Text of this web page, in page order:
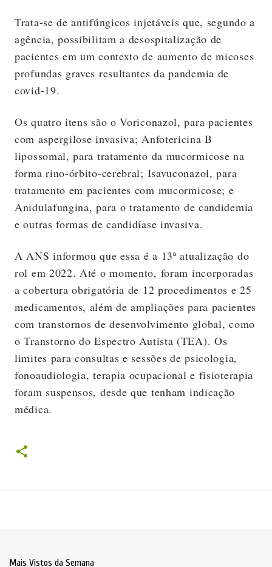
Trata-se de antifúngicos injetáveis que, segundo a
agência, possibilitam a desospitalização de
pacientes em um contexto de aumento de micoses
profundas graves resultantes da pandemia de
covid-19.
Os quatro itens são o Voriconazol, para pacientes
com aspergilose invasiva; Anfotericina B
lipossomal, para tratamento da mucormicose na
forma rino-órbito-cerebral; Isavuconazol, para
tratamento em pacientes com mucormicose; e
Anidulafungina, para o tratamento de candidemia
e outras formas de candidíase invasiva.
A ANS informou que essa é a 13ª atualização do
rol em 2022. Até o momento, foram incorporadas
a cobertura obrigatória de 12 procedimentos e 25
medicamentos, além de ampliações para pacientes
com transtornos de desenvolvimento global, como
o Transtorno do Espectro Autista (TEA). Os
limites para consultas e sessões de psicologia,
fonoaudiologia, terapia ocupacional e fisioterapia
foram suspensos, desde que tenham indicação
médica.
Mais Vistos da Semana